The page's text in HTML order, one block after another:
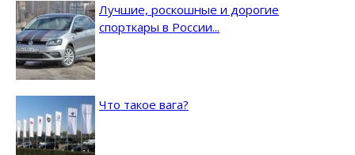
Лучшие, роскошные и дорогие
спорткары в России...
Что такое вага?